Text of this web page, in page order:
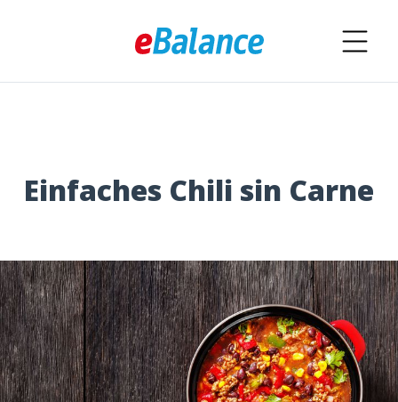
Einfaches Chili sin Carne